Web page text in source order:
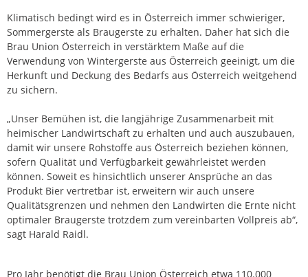
Klimatisch bedingt wird es in Österreich immer schwieriger,
Sommergerste als Braugerste zu erhalten. Daher hat sich die
Brau Union Österreich in verstärktem Maße auf die
Verwendung von Wintergerste aus Österreich geeinigt, um die
Herkunft und Deckung des Bedarfs aus Österreich weitgehend
zu sichern.
„Unser Bemühen ist, die langjährige Zusammenarbeit mit
heimischer Landwirtschaft zu erhalten und auch auszubauen,
damit wir unsere Rohstoffe aus Österreich beziehen können,
sofern Qualität und Verfügbarkeit gewährleistet werden
können. Soweit es hinsichtlich unserer Ansprüche an das
Produkt Bier vertretbar ist, erweitern wir auch unsere
Qualitätsgrenzen und nehmen den Landwirten die Ernte nicht
optimaler Braugerste trotzdem zum vereinbarten Vollpreis ab“,
sagt Harald Raidl.
Pro Jahr benötigt die Brau Union Österreich etwa 110.000